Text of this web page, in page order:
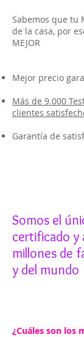
Sabemos que tu
de la casa, por
MEJOR
Mejor precio
Más de 9.000
clientes
Garantía de
Somos el
certificado y
millones de
y del mundo
¿Cuáles son los